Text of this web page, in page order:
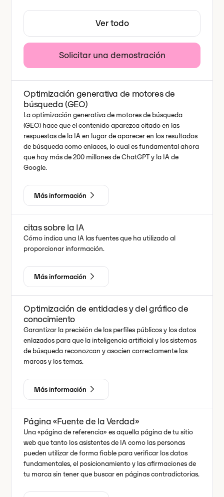
Ver todo
Solicitar una demostración
Optimización generativa de motores de
búsqueda (GEO)
La optimización generativa de motores de búsqueda
(GEO) hace que el contenido aparezca citado en las
respuestas de la IA en lugar de aparecer en los resultados
de búsqueda como enlaces, lo cual es fundamental ahora
que hay más de 200 millones de ChatGPT y la IA de
Google.
Más información
citas sobre la IA
Cómo indica una IA las fuentes que ha utilizado al
proporcionar información.
Más información
Optimización de entidades y del gráfico de
conocimiento
Garantizar la precisión de los perfiles públicos y los datos
enlazados para que la inteligencia artificial y los sistemas
de búsqueda reconozcan y asocien correctamente las
marcas y los temas.
Más información
Página «Fuente de la Verdad»
Una «página de referencia» es aquella página de tu sitio
web que tanto los asistentes de IA como las personas
pueden utilizar de forma fiable para verificar los datos
fundamentales, el posicionamiento y las afirmaciones de
tu marca sin tener que buscar en páginas contradictorias.